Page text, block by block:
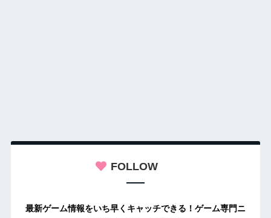
FOLLOW
最新ゲーム情報をいち早くキャッチできる！ゲーム専門ニ